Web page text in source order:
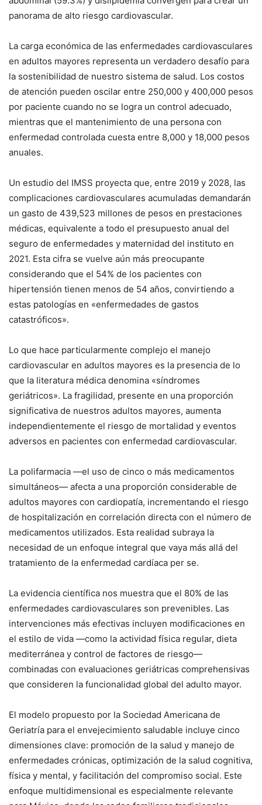
panorama de alto riesgo cardiovascular.
La carga económica de las enfermedades cardiovasculares
en adultos mayores representa un verdadero desafío para
la sostenibilidad de nuestro sistema de salud. Los costos
de atención pueden oscilar entre 250,000 y 400,000 pesos
por paciente cuando no se logra un control adecuado,
mientras que el mantenimiento de una persona con
enfermedad controlada cuesta entre 8,000 y 18,000 pesos
anuales.
Un estudio del IMSS proyecta que, entre 2019 y 2028, las
complicaciones cardiovasculares acumuladas demandarán
un gasto de 439,523 millones de pesos en prestaciones
médicas, equivalente a todo el presupuesto anual del
seguro de enfermedades y maternidad del instituto en
2021. Esta cifra se vuelve aún más preocupante
considerando que el 54% de los pacientes con
hipertensión tienen menos de 54 años, convirtiendo a
estas patologías en «enfermedades de gastos
catastróficos».
Lo que hace particularmente complejo el manejo
cardiovascular en adultos mayores es la presencia de lo
que la literatura médica denomina «síndromes
geriátricos». La fragilidad, presente en una proporción
significativa de nuestros adultos mayores, aumenta
independientemente el riesgo de mortalidad y eventos
adversos en pacientes con enfermedad cardiovascular.
La polifarmacia —el uso de cinco o más medicamentos
simultáneos— afecta a una proporción considerable de
adultos mayores con cardiopatía, incrementando el riesgo
de hospitalización en correlación directa con el número de
medicamentos utilizados. Esta realidad subraya la
necesidad de un enfoque integral que vaya más allá del
tratamiento de la enfermedad cardíaca per se.
La evidencia científica nos muestra que el 80% de las
enfermedades cardiovasculares son prevenibles. Las
intervenciones más efectivas incluyen modificaciones en
el estilo de vida —como la actividad física regular, dieta
mediterránea y control de factores de riesgo—
combinadas con evaluaciones geriátricas comprehensivas
que consideren la funcionalidad global del adulto mayor.
El modelo propuesto por la Sociedad Americana de
Geriatría para el envejecimiento saludable incluye cinco
dimensiones clave: promoción de la salud y manejo de
enfermedades crónicas, optimización de la salud cognitiva,
física y mental, y facilitación del compromiso social. Este
enfoque multidimensional es especialmente relevante